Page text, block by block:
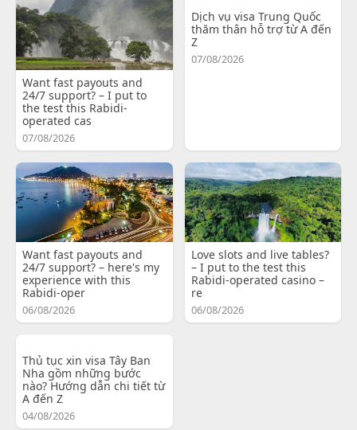
Want fast payouts and
24/7 support? – I put to
the test this Rabidi-
operated cas
07/08/2026
Dịch vụ visa Trung Quốc
thăm thân hỗ trợ từ A đến
Z
07/08/2026
Want fast payouts and
24/7 support? – here's my
experience with this
Rabidi-oper
06/08/2026
Love slots and live tables?
– I put to the test this
Rabidi-operated casino –
re
06/08/2026
Thủ tục xin visa Tây Ban
Nha gồm những bước
nào? Hướng dẫn chi tiết từ
A đến Z
04/08/2026